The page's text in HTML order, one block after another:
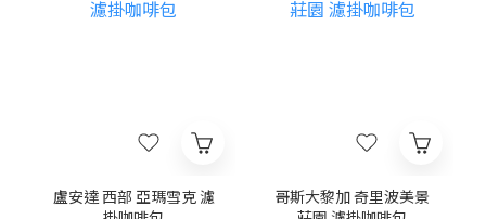
盧安達 西部 亞瑪雪克 濾
哥斯大黎加 奇里波美景